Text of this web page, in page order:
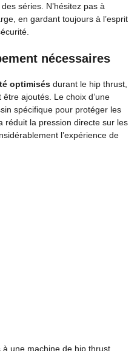
séries. N’hésitez pas à
en gardant toujours à l’esprit
nécessaires
optimisés durant le hip thrust,
ajoutés. Le choix d’une
spécifique pour protéger les
réduit la pression directe sur les
l’expérience de
une machine de hip thrust